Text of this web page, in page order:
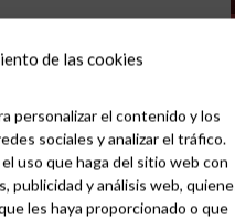
de las cookies
personalizar el contenido y los
sociales y analizar el tráfico.
uso que haga del sitio web con
publicidad y análisis web,
les haya proporcionado o que